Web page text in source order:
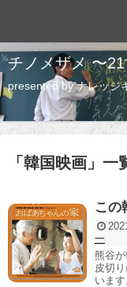
チノメザメ 〜
presented by ナレッジ
「 韓国映画 」 一
この
一
熊谷
皮切
います